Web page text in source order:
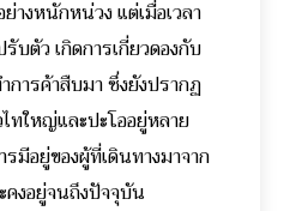
างหนักหน่วง แต่เมื่อเวลา
บตัว เกิดการเกี่ยวดองกับ
ารค้าสืบมา ซึ่งยังปรากฏ
ทใหญ่และปะโออยู่หลาย
มีอยู่ของผู้ที่เดินทางมาจาก
งอยู่จนถึงปัจจุบัน